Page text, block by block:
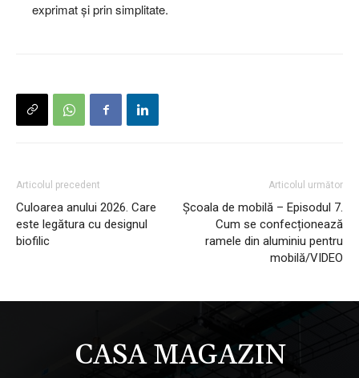
exprimat și prin simplitate.
Articolul precedent
Culoarea anului 2026. Care
este legătura cu designul
biofilic
Articolul următor
Școala de mobilă – Episodul 7.
Cum se confecționează
ramele din aluminiu pentru
mobilă/VIDEO
CASA MAGAZIN